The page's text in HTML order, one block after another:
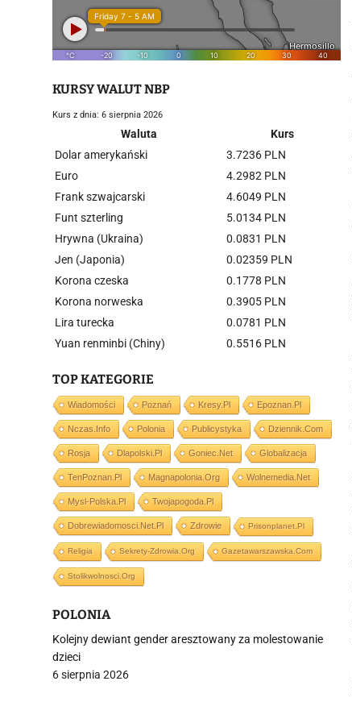
KURSY WALUT NBP
Kurs z dnia: 6 sierpnia 2026
Waluta
Kurs
Dolar amerykański
3.7236 PLN
Euro
4.2982 PLN
Frank szwajcarski
4.6049 PLN
Funt szterling
5.0134 PLN
Hrywna (Ukraina)
0.0831 PLN
Jen (Japonia)
0.02359 PLN
Korona czeska
0.1778 PLN
Korona norweska
0.3905 PLN
Lira turecka
0.0781 PLN
Yuan renminbi (Chiny)
0.5516 PLN
TOP KATEGORIE
Wiadomości Poznań Kresy.pl Epoznan.pl
Nczas.info Polonia Publicystyka Dziennik.com
Rosja Dlapolski.pl Goniec.net Globalizacja
TenPoznan.pl Magnapolonia.org Wolnemedia.net
Mysl-Polska.pl Twojapogoda.pl
Dobrewiadomosci.net.pl Zdrowie Prisonplanet.pl
Religia Sekrety-Zdrowia.org Gazetawarszawska.com
Stolikwolnosci.org
POLONIA
Kolejny dewiant gender aresztowany za molestowanie
dzieci
6 sierpnia 2026